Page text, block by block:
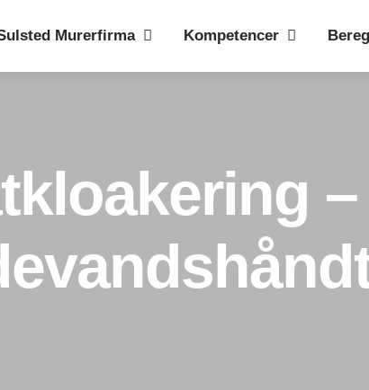
Murerfirma Kompetencer